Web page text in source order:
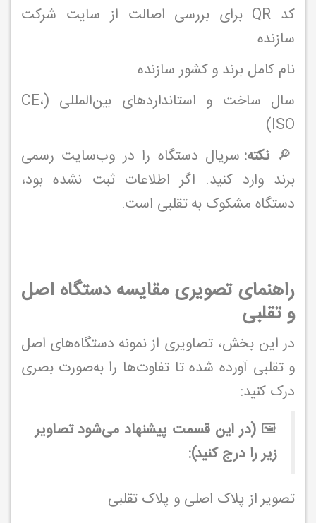
کد QR برای بررسی اصالت از سایت شرکت
سازنده
نام کامل برند و کشور سازنده
سال ساخت و استانداردهای بین‌المللی (CE،
ISO)
🔎 نکته: سریال دستگاه را در وب‌سایت رسمی
برند وارد کنید. اگر اطلاعات ثبت نشده بود،
دستگاه مشکوک به تقلبی است.
راهنمای تصویری مقایسه دستگاه اصل
و تقلبی
در این بخش، تصاویری از نمونه دستگاه‌های اصل
و تقلبی آورده شده تا تفاوت‌ها را به‌صورت بصری
درک کنید:
🖼️ (در این قسمت پیشنهاد می‌شود تصاویر
زیر را درج کنید):
تصویر از پلاک اصلی و پلاک تقلبی